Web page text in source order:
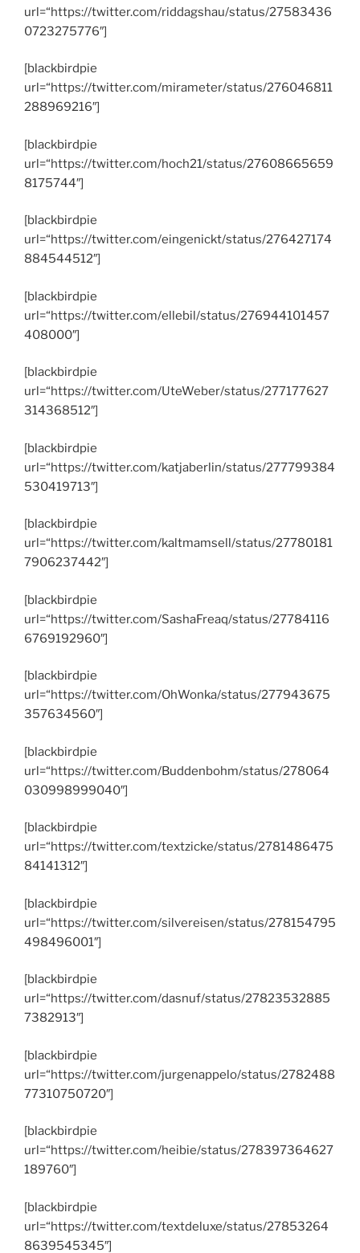
url=“https://twitter.com/riddagshau/status/27583436
0723275776″]
[blackbirdpie
url=“https://twitter.com/mirameter/status/276046811
288969216″]
[blackbirdpie
url=“https://twitter.com/hoch21/status/27608665659
8175744″]
[blackbirdpie
url=“https://twitter.com/eingenickt/status/276427174
884544512″]
[blackbirdpie
url=“https://twitter.com/ellebil/status/276944101457
408000″]
[blackbirdpie
url=“https://twitter.com/UteWeber/status/277177627
314368512″]
[blackbirdpie
url=“https://twitter.com/katjaberlin/status/277799384
530419713″]
[blackbirdpie
url=“https://twitter.com/kaltmamsell/status/27780181
7906237442″]
[blackbirdpie
url=“https://twitter.com/SashaFreaq/status/27784116
6769192960″]
[blackbirdpie
url=“https://twitter.com/OhWonka/status/277943675
357634560″]
[blackbirdpie
url=“https://twitter.com/Buddenbohm/status/278064
030998999040″]
[blackbirdpie
url=“https://twitter.com/textzicke/status/2781486475
84141312″]
[blackbirdpie
url=“https://twitter.com/silvereisen/status/278154795
498496001″]
[blackbirdpie
url=“https://twitter.com/dasnuf/status/27823532885
7382913″]
[blackbirdpie
url=“https://twitter.com/jurgenappelo/status/2782488
77310750720″]
[blackbirdpie
url=“https://twitter.com/heibie/status/278397364627
189760″]
[blackbirdpie
url=“https://twitter.com/textdeluxe/status/27853264
8639545345″]